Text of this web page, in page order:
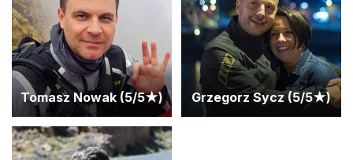
Tomasz Nowak (5/5★) Grzegorz Sycz (5/5★)